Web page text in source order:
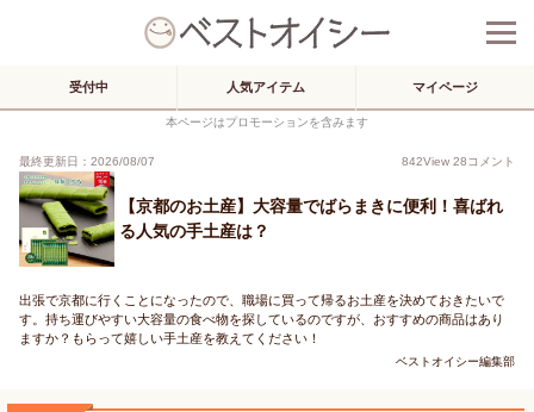
受付中 人気アイテム マイページ
本ページはプロモーションを含みます
最終更新日：2026/08/07 842View 28コメント
【京都のお土産】大容量でばらまきに便利！喜ばれ
る人気の手土産は？
出張で京都に行くことになったので、職場に買って帰るお土産を決めておきたいで
す。持ち運びやすい大容量の食べ物を探しているのですが、おすすめの商品はあり
ますか？もらって嬉しい手土産を教えてください！
ベストオイシー編集部